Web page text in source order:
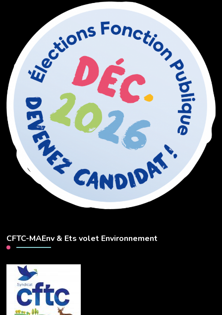
CFTC-MAEnv & Ets volet Environnement